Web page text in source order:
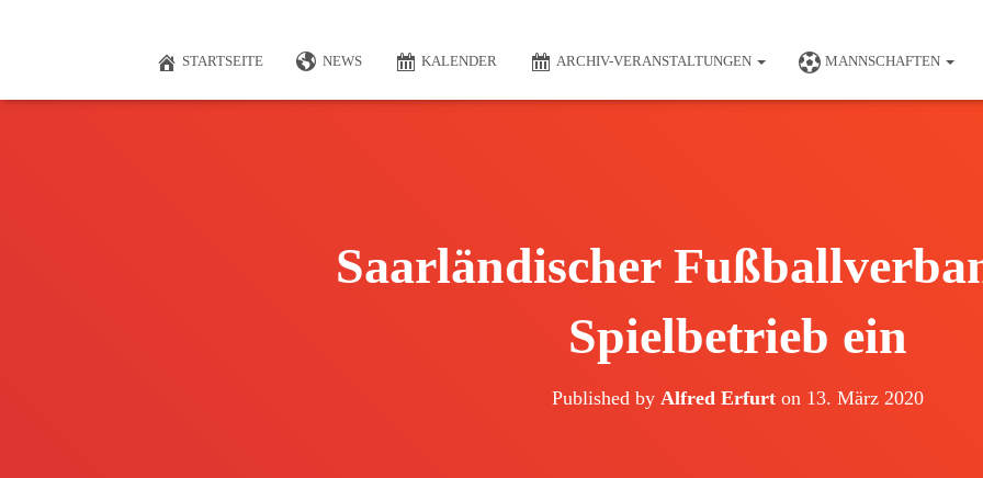
STARTSEITE NEWS KALENDER ARCHIV-VERANSTALTUNGEN MANNSCHAFTEN
Saarländischer
Spielbetrieb ein
Published by Alfred Erfurton 13. März 2020